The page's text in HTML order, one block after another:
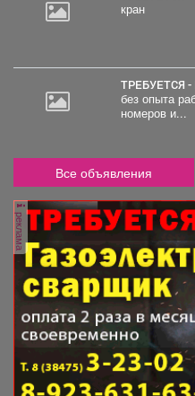
кран
ТРЕБУЕТСЯ
без опыта
номеров и...
Все объявления
реклама